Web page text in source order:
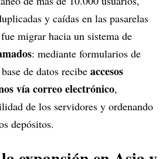
y caídas en las pasarelas
migrar hacia un sistema de
: mediante formularios de
de datos recibe accesos
vía correo electrónico,
de los servidores y ordenando
depósitos.